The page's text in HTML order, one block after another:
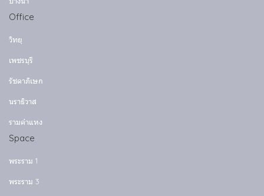
Office
วิทยุ
เพชรบุรี
รัชดาภิเษก
นราธิวาส
รามคำแหง
Space
พระราม 1
พระราม 3